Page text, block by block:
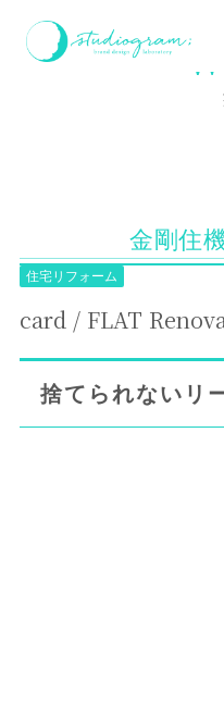
ホーム
金剛住
住宅リフォーム
card / FLAT
捨てられないリ